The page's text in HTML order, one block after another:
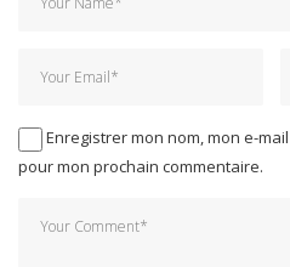
Enregistrer mon nom, mon e-
pour mon prochain commentaire.